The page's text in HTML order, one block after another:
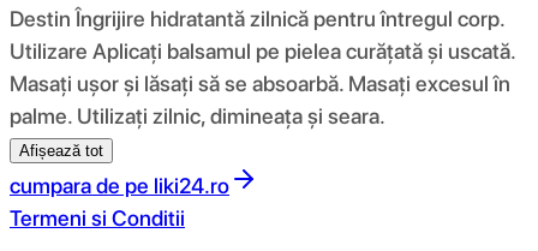
Destin Îngrijire hidratantă zilnică pentru întregul corp.
Utilizare Aplicați balsamul pe pielea curățată și uscată.
Masați ușor și lăsați să se absoarbă. Masați excesul în
palme. Utilizați zilnic, dimineața și seara.
Afișează tot
cumpara de pe liki24.ro
Termeni si Conditii